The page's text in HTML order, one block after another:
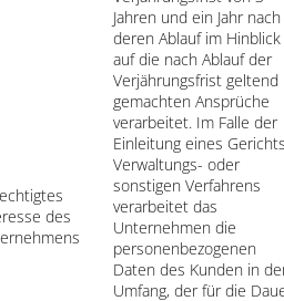
des
Jahren und ein Jahr nach
deren Ablauf im Hinblick
auf die nach Ablauf der
Verjährungsfrist geltend
gemachten Ansprüche
verarbeitet. Im Falle der
Einleitung eines
Verwaltungs- oder
sonstigen Verfahrens
verarbeitet das
Unternehmen die
personenbezogenen
Daten des Kunden in
Umfang, der für die